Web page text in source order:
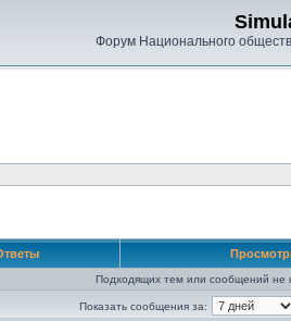
Форум Национального
Подходящих тем или сообщений не
Показать сообщения за: